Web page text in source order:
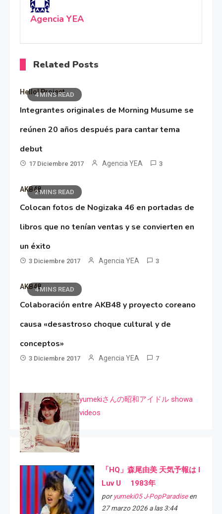
Agencia YEA
Related Posts
4 MINS READ
Hello! Project
Integrantes originales de Morning Musume se
reúnen 20 años después para cantar tema
debut
17 Diciembre 2017 Agencia YEA 3
2 MINS READ
AKB48
Colocan fotos de Nogizaka 46 en portadas de
libros que no tenían ventas y se convierten en
un éxito
3 Diciembre 2017 Agencia YEA 3
4 MINS READ
AKB48
Colaboración entre AKB48 y proyecto coreano
causa «desastroso choque cultural y de
conceptos»
3 Diciembre 2017 Agencia YEA 7
yumekiさんの昭和アイドル showa
videos
「HQ」森尾由美 天気予報は I
Luv U 1983年
por yumeki05 J-PopParadiseen
27 marzo 2026 a las 3:44